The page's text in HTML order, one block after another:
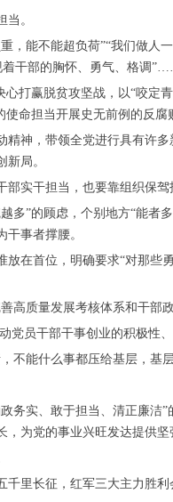
。
能不能超负荷”“我们做人
着干部的胸怀、勇气、格调
赢脱贫攻坚战，以“咬定
使命担当开展史无前例的反
，带领全党进行具有许多
局。
实干担当，也要靠组织保驾
”的顾虑，个别地方“能者
事者撑腰。
在首位，明确要求“对那些
质量发展考核体系和干部
员干部干事创业的积极性
能什么事都压给基层，基
实、敢于担当、清正廉洁”
，为党的事业兴旺发达提供坚
里长征，红军三大主力胜